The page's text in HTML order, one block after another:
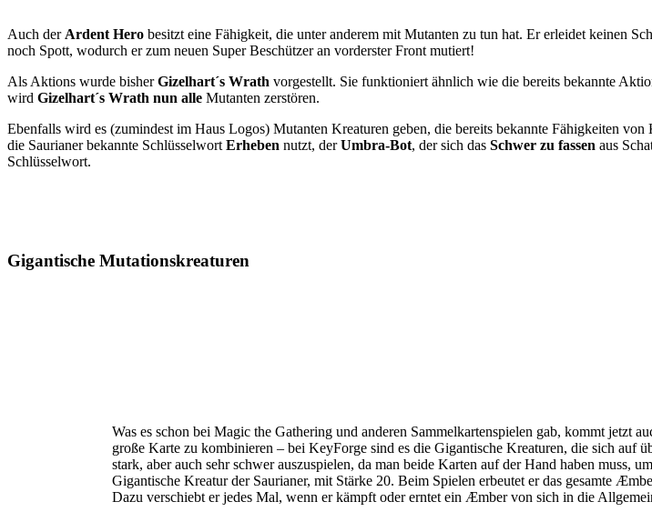
Auch derArdent Hero besitzt eine Fähigkeit, die unter anderem mit Mutanten zu tun hat. Er erleidet keinen
noch Spott, wodurch er zum neuen Super Beschützer an vorderster Front mutiert!
Als Aktions wurde bisherGizelhart´s Wrath vorgestellt. Sie funktioniert ähnlich wie die bereits bekannte
wird Gizelhart´s Wrath nun alle Mutanten zerstören.
Ebenfalls wird es (zumindest im Haus Logos) Mutanten Kreaturen geben, die bereits bekannte Fähigkeiten
die Saurianer bekannte SchlüsselwortErheben nutzt, derUmbra-Bot, der sich das Schwer zu fassen aus
Schlüsselwort.
Gigantische Mutationskreaturen
Was es schon bei Magic the Gathering und anderen Sammelkartenspielen gab, kommt jetzt
große Karte zu kombinieren – bei KeyForge sind es die Gigantische Kreaturen, die sich auf
stark, aber auch sehr schwer auszuspielen, da man beide Karten auf der Hand haben muss,
Gigantische Kreatur der Saurianer, mit Stärke 20. Beim Spielen erbeutet er das gesamte
Dazu verschiebt er jedes Mal, wenn er kämpft oder erntet ein Æmber von sich in die